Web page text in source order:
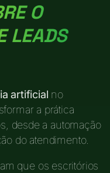
O
LEADS
artificial no
a prática
desde a automação
do atendimento.
que os escritórios